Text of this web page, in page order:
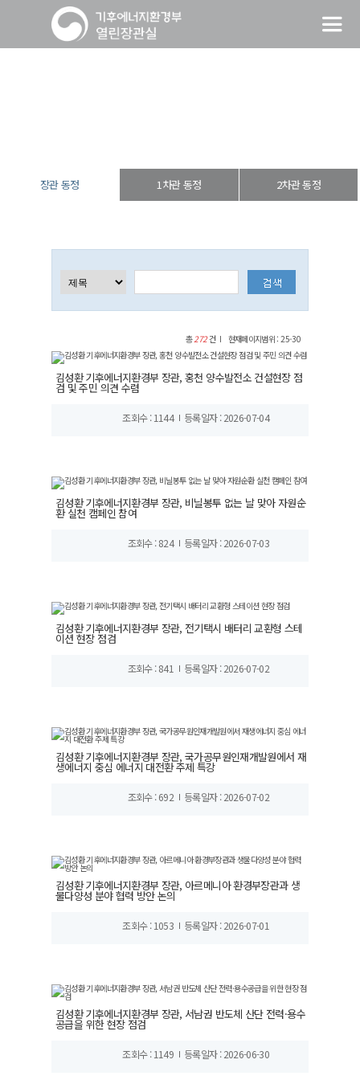
장관 동정 1차관 동정 2차관 동정
총272건 현재페이지범위 : 25-30
김성환 기후에너지환경부 장관, 홍천 양수발전소 건설현장 점
검 및 주민 의견 수렴
조회수 : 1144 등록일자 : 2026-07-04
김성환 기후에너지환경부 장관, 비닐봉투 없는 날 맞아 자원순
환 실천 캠페인 참여
조회수 : 824 등록일자 : 2026-07-03
김성환 기후에너지환경부 장관, 전기택시 배터리 교환형 스테
이션 현장 점검
조회수 : 841 등록일자 : 2026-07-02
김성환 기후에너지환경부 장관, 국가공무원인재개발원에서 재
생에너지 중심 에너지 대전환 주제 특강
조회수 : 692 등록일자 : 2026-07-02
김성환 기후에너지환경부 장관, 아르메니아 환경부장관과 생
물다양성 분야 협력 방안 논의
조회수 : 1053 등록일자 : 2026-07-01
김성환 기후에너지환경부 장관, 서남권 반도체 산단 전력·용수
공급을 위한 현장 점검
조회수 : 1149 등록일자 : 2026-06-30